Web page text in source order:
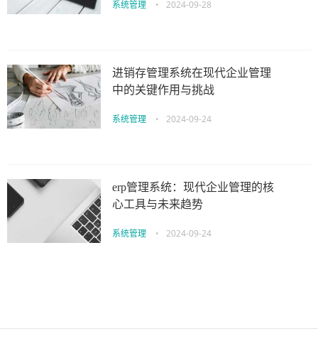
系统管理 • 2024-09-28
进销存管理系统在现代企业管理
中的关键作用与挑战
系统管理 • 2024-09-24
erp管理系统：现代企业管理的核
心工具与未来趋势
系统管理 • 2024-09-24